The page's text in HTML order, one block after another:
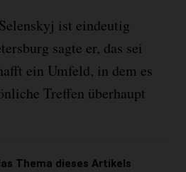
ist eindeutig
sagte er, das sei
ein Umfeld, in dem es
Treffen überhaupt
Thema dieses Artikels